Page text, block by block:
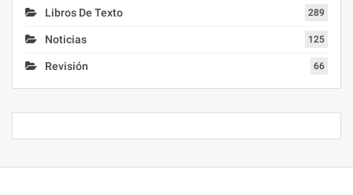
Libros De Texto 289
Noticias 125
Revisión 66